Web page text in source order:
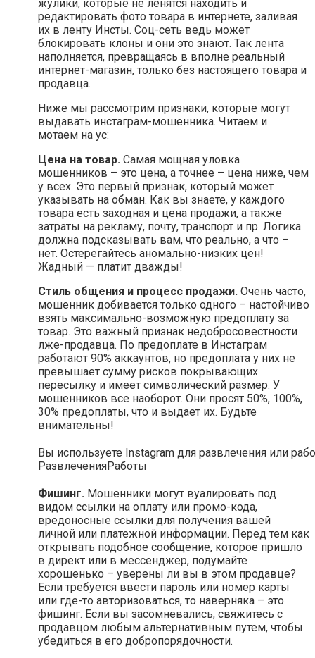
жулики, которые не ленятся находить и
редактировать фото товара в интернете, заливая
их в ленту Инсты. Соц-сеть ведь может
блокировать клоны и они это знают. Так лента
наполняется, превращаясь в вполне реальный
интернет-магазин, только без настоящего товара и
продавца.
Ниже мы рассмотрим признаки, которые могут
выдавать инстаграм-мошенника. Читаем и
мотаем на ус:
Цена на товар. Самая мощная уловка
мошенников – это цена, а точнее – цена ниже, чем
у всех. Это первый признак, который может
указывать на обман. Как вы знаете, у каждого
товара есть заходная и цена продажи, а также
затраты на рекламу, почту, транспорт и пр. Логика
должна подсказывать вам, что реально, а что –
нет. Остерегайтесь аномально-низких цен!
Жадный — платит дважды!
Стиль общения и процесс продажи. Очень часто,
мошенник добивается только одного – настойчиво
взять максимально-возможную предоплату за
товар. Это важный признак недобросовестности
лже-продавца. По предоплате в Инстаграм
работают 90% аккаунтов, но предоплата у них не
превышает сумму рисков покрывающих
пересылку и имеет символический размер. У
мошенников все наоборот. Они просят 50%, 100%,
30% предоплаты, что и выдает их. Будьте
внимательны!
Вы используете Instagram для развлечения или
РазвлеченияРаботы
Фишинг. Мошенники могут вуалировать под
видом ссылки на оплату или промо-кода,
вредоносные ссылки для получения вашей
личной или платежной информации. Перед тем как
открывать подобное сообщение, которое пришло
в директ или в мессенджер, подумайте
хорошенько – уверены ли вы в этом продавце?
Если требуется ввести пароль или номер карты
или где-то авторизоваться, то наверняка – это
фишинг. Если вы засомневались, свяжитесь с
продавцом любым альтернативным путем, чтобы
убедиться в его добропорядочности.